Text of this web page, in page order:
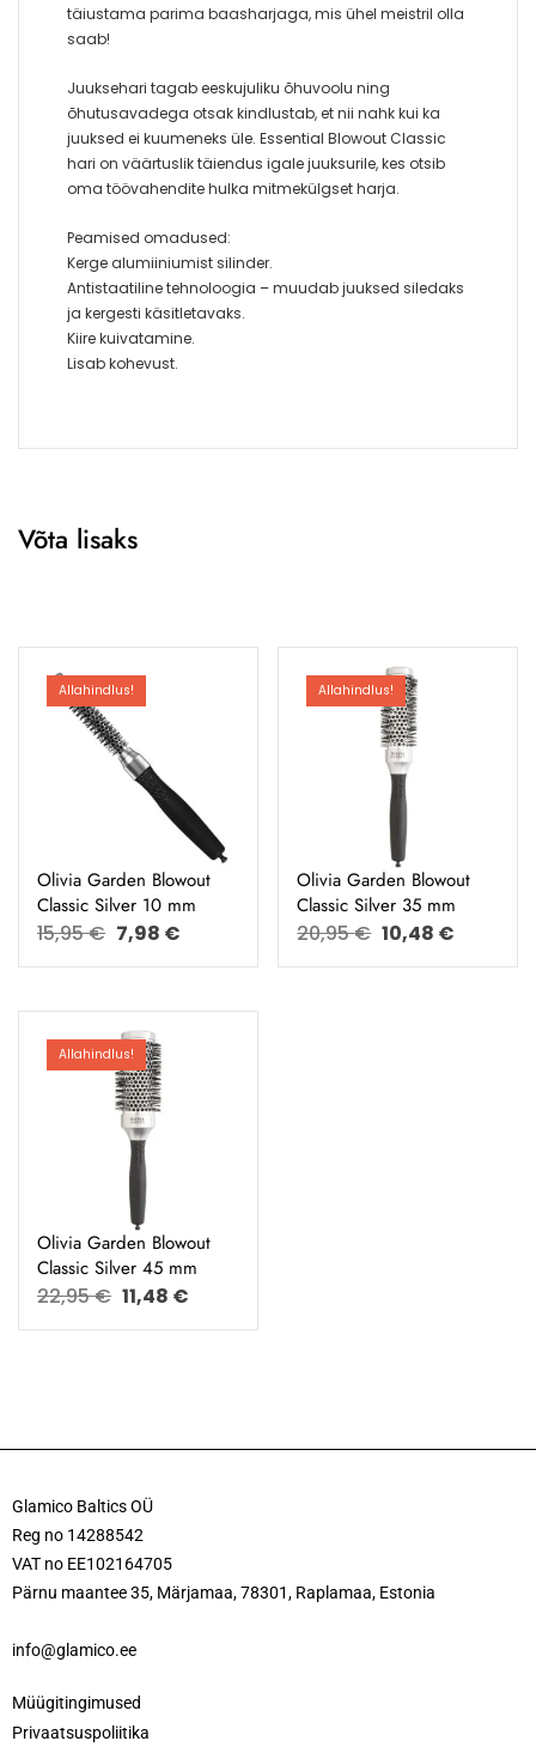
täiustama parima baasharjaga, mis ühel meistril olla
saab!
Juuksehari tagab eeskujuliku õhuvoolu ning
õhutusavadega otsak kindlustab, et nii nahk kui ka
juuksed ei kuumeneks üle. Essential Blowout Classic
hari on väärtuslik täiendus igale juuksurile, kes otsib
oma töövahendite hulka mitmekülgset harja.
Peamised omadused:
Kerge alumiiniumist silinder.
Antistaatiline tehnoloogia – muudab juuksed siledaks
ja kergesti käsitletavaks.
Kiire kuivatamine.
Lisab kohevust.
Võta lisaks
Allahindlus!
Olivia Garden Blowout
Classic Silver 10 mm
15,95€ 7,98 €
Allahindlus!
Olivia Garden Blowout
Classic Silver 35 mm
20,95€ 10,48 €
Allahindlus!
Olivia Garden Blowout
Classic Silver 45 mm
22,95€ 11,48 €
Glamico Baltics OÜ
Reg no 14288542
VAT no EE102164705
Pärnu maantee 35, Märjamaa, 78301, Raplamaa, Estonia
info@glamico.ee
Müügitingimused
Privaatsuspoliitika